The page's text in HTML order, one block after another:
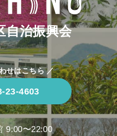
自治振興会
せはこちら ／
23-4603
9:00〜22:00